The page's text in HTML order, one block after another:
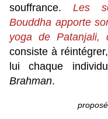
souffrance. Les
Bouddha apporte
yoga de Patanjali,
consiste à
lui chaque
Brahman.